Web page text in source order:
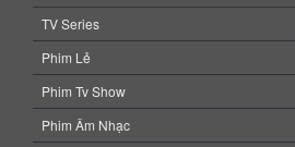
TV Series
Phim Lẻ
Phim Tv Show
Phim Âm Nhạc